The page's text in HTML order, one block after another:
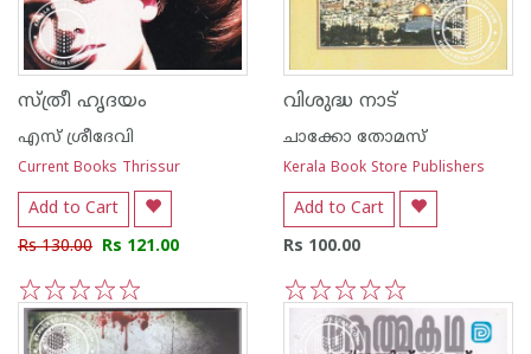
സ്ത്രീ ഹൃദയം
എസ് ശ്രീദേവി
Current Books Thrissur
Add to Cart
Rs 130.00 Rs 121.00
5
4
3
2
1
വിശുദ്ധ നാട്
ചാക്കോ തോമസ്
Kerala Book Store Publishers
Add to Cart
Rs 100.00
5
4
3
2
1